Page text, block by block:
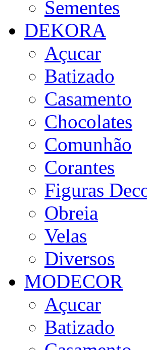
Sementes
DEKORA
Açucar
Batizado
Casamento
Chocolates
Comunhão
Corantes
Figuras
Obreia
Velas
Diversos
MODECOR
Açucar
Batizado